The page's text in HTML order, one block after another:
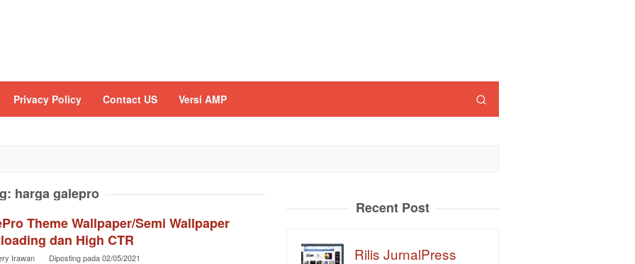
Privacy Policy Contact US Versi AMP
harga galepro
Theme Wallpaper/Semi Wallpaper
dan High CTR
Irawan Diposting pada02/05/2021
Recent Post
Rilis JurnalPress